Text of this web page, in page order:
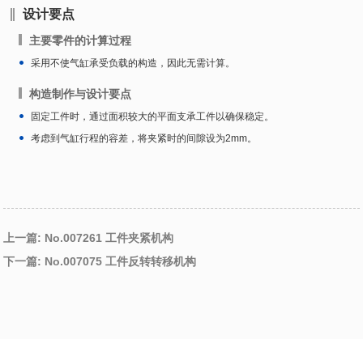
设计要点
主要零件的计算过程
采用不使气缸承受负载的构造，因此无需计算。
构造制作与设计要点
固定工件时，通过面积较大的平面支承工件以确保稳定。
考虑到气缸行程的容差，将夹紧时的间隙设为2mm。
上一篇: No.007261 工件夹紧机构
下一篇: No.007075 工件反转转移机构